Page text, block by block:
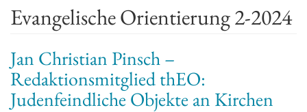
g
Evangelische Orientierung 2-2024
Jan Christian Pinsch –
Redaktionsmitglied thEO:
Judenfeindliche Objekte an Kirchen